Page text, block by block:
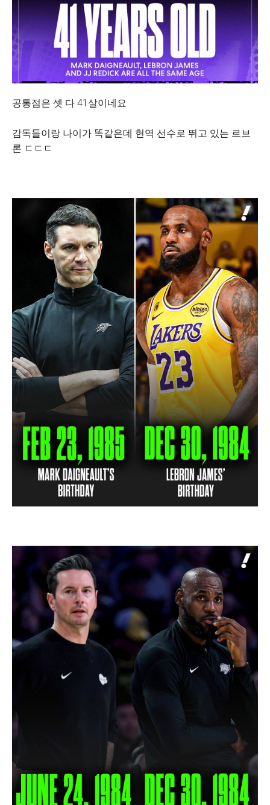
공통점은 셋 다 41살이네요
감독들이랑 나이가 똑같은데 현역 선수로 뛰고 있는 르브
론 ㄷㄷㄷ